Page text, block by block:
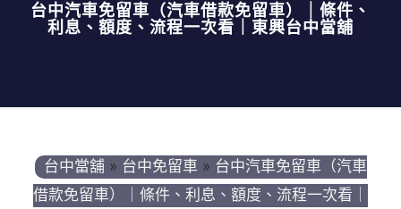
台中汽車免留車（汽車借款免留車）｜條件、
利息、額度、流程一次看｜東興台中當舖
台中當舖 » 台中免留車 » 台中汽車免留車（汽車
借款免留車）｜條件、利息、額度、流程一次看｜